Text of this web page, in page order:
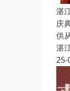
湛
庆
供
湛
25-